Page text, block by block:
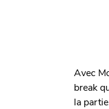
Avec
break
la